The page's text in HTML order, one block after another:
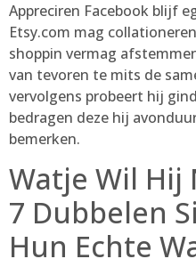
Appreciren Facebook blijf
Etsy.com mag
shoppin vermag
van tevoren te mits de
vervolgens probeert hij
bedragen deze hij
bemerken.
Watje Wil Hij
7 Dubbelen
Hun Echte